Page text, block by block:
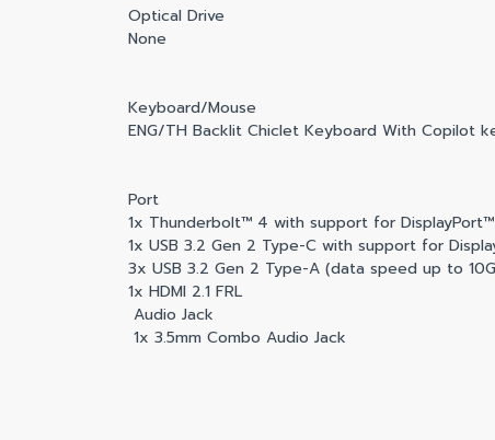
Optical Drive
None
Keyboard/Mouse
ENG/TH Backlit Chiclet Keyboard With Copilot
Port
1x Thunderbolt™ 4 with support for
1x USB 3.2 Gen 2 Type-C with support for
3x USB 3.2 Gen 2 Type-A (data speed up to
1x HDMI 2.1 FRL
Audio Jack
1x 3.5mm Combo Audio Jack